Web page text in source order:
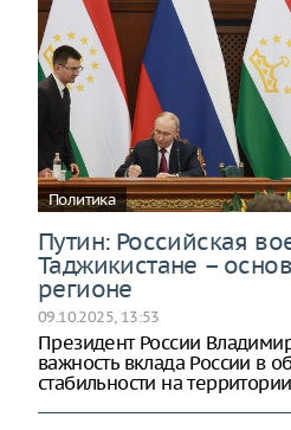
Политика
Путин: Российская
Таджикистане –
регионе
09.10.2025, 13:53
Президент России
важность вклада России в
стабильности на